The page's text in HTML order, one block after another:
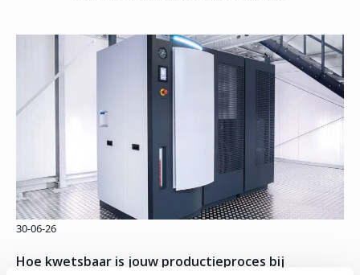
Hoe kwetsbaar is jouw productieproces bij
30-06-26